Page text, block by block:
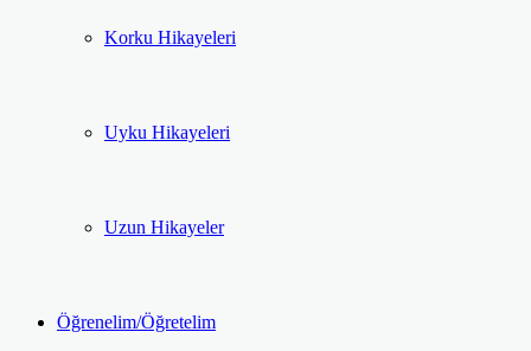
Korku Hikayeleri
Uyku Hikayeleri
Uzun Hikayeler
Öğrenelim/Öğretelim